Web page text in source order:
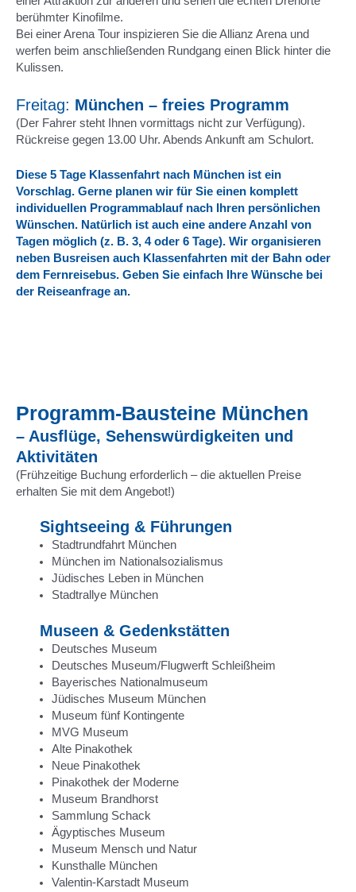
berühmter Kinofilme.
Bei einer Arena Tour inspizieren Sie die Allianz Arena und
werfen beim anschließenden Rundgang einen Blick hinter die
Kulissen.
Freitag: München – freies Programm
(Der Fahrer steht Ihnen vormittags nicht zur Verfügung).
Rückreise gegen 13.00 Uhr. Abends Ankunft am Schulort.
Diese 5 Tage Klassenfahrt nach München ist ein
Vorschlag. Gerne planen wir für Sie einen komplett
individuellen Programmablauf nach Ihren persönlichen
Wünschen. Natürlich ist auch eine andere Anzahl von
Tagen möglich (z. B. 3, 4 oder 6 Tage). Wir organisieren
neben Busreisen auch Klassenfahrten mit der Bahn oder
dem Fernreisebus. Geben Sie einfach Ihre Wünsche bei
der Reiseanfrage an.
Programm-Bausteine München
– Ausflüge, Sehenswürdigkeiten und
Aktivitäten
(Frühzeitige Buchung erforderlich – die aktuellen Preise
erhalten Sie mit dem Angebot!)
Sightseeing & Führungen
Stadtrundfahrt München
München im Nationalsozialismus
Jüdisches Leben in München
Stadtrallye München
Museen & Gedenkstätten
Deutsches Museum
Deutsches Museum/Flugwerft Schleißheim
Bayerisches Nationalmuseum
Jüdisches Museum München
Museum fünf Kontingente
MVG Museum
Alte Pinakothek
Neue Pinakothek
Pinakothek der Moderne
Museum Brandhorst
Sammlung Schack
Ägyptisches Museum
Museum Mensch und Natur
Kunsthalle München
Valentin-Karstadt Museum